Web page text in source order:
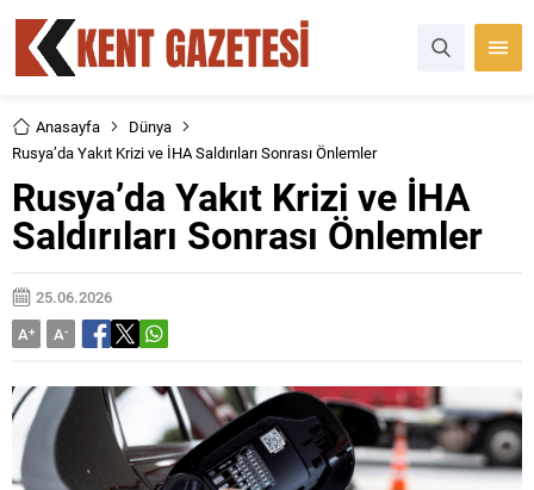
Anasayfa
Dünya
Rusya’da Yakıt Krizi ve İHA Saldırıları Sonrası Önlemler
Rusya’da Yakıt Krizi ve İHA
Saldırıları Sonrası Önlemler
25.06.2026
A+ A-